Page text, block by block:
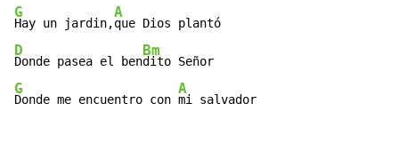
G
Hay un jardin,
A
D
Donde pasea el ben
Bm
G
Donde me encuentro con
A
mi salvador